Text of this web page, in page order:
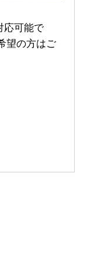
応可能で
望の方はご